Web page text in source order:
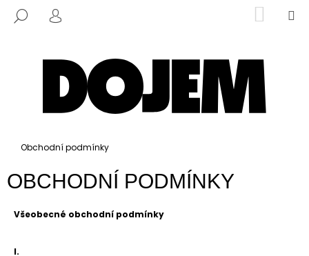
HLEDAT
PŘIHLÁŠENÍ KOŠÍK
Domů
Obchodní podmínky
OBCHODNÍ PODMÍNKY
Všeobecné obchodní podmínky
I.
HLEDAT
T
E
U